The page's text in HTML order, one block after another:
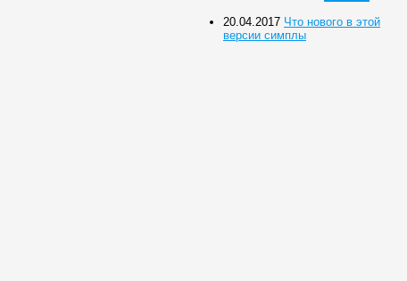
20.04.2017 Что нового в этой
версии симплы